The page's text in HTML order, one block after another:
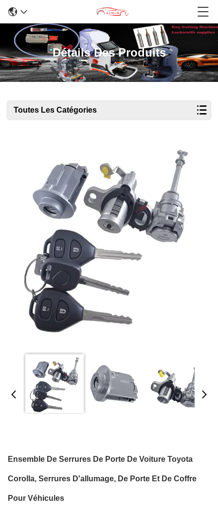
Détails Des Produits
Toutes Les Catégories
Ensemble De Serrures De Porte De Voiture Toyota
Corolla, Serrures D'allumage, De Porte Et De Coffre
Pour Véhicules